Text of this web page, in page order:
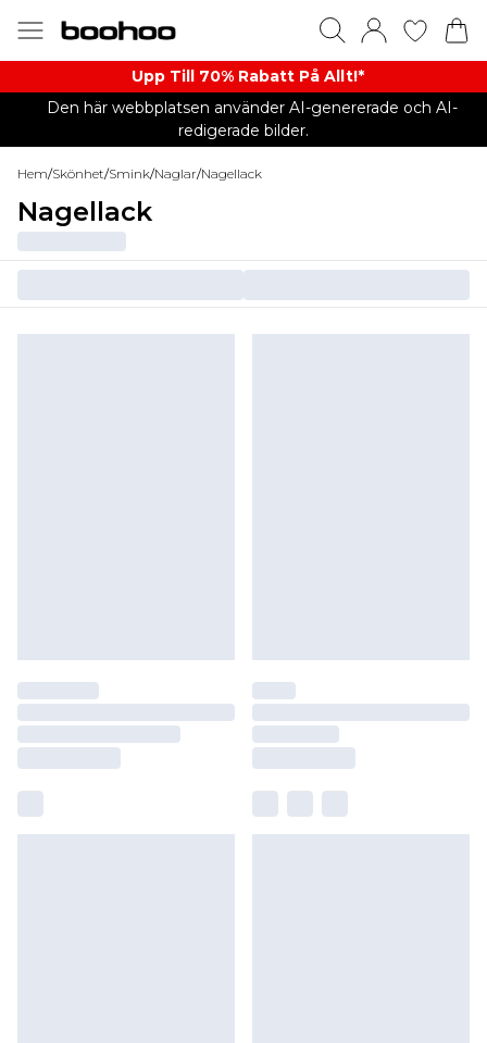
Upp Till 70% Rabatt På Allt!*
Den här webbplatsen använder AI-genererade och AI-
redigerade bilder.
Hem/Skönhet/Smink/Naglar/Nagellack
Nagellack